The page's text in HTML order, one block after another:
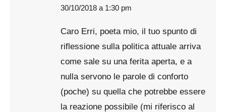
says:
30/10/2018 a 1:30 pm
Caro Erri, poeta mio, il tuo spunto di
riflessione sulla politica attuale arriva
come sale su una ferita aperta, e a
nulla servono le parole di conforto
(poche) su quella che potrebbe essere
la reazione possibile (mi riferisco al